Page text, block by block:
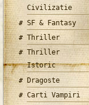
Civilizatie
SF & Fantasy
Thriller
Thriller
Istoric
Dragoste
Carti Vampiri